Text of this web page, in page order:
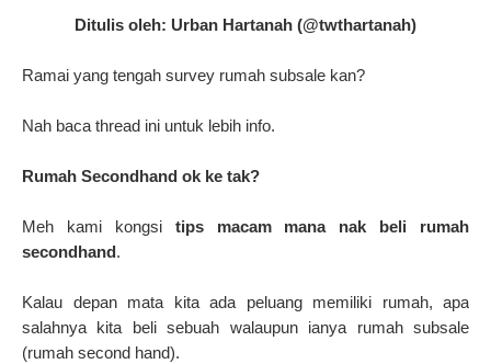
Ditulis oleh: Urban Hartanah (@twthartanah)
Ramai yang tengah survey rumah subsale kan?
Nah baca thread ini untuk lebih info.
Rumah Secondhand ok ke tak?
Meh kami kongsi tips macam mana nak beli rumah
secondhand.
Kalau depan mata kita ada peluang memiliki rumah, apa
salahnya kita beli sebuah walaupun ianya rumah subsale
(rumah second hand).